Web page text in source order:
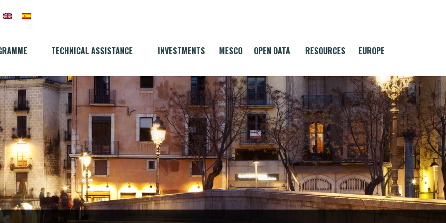
TECHNICAL ASSISTANCE INVESTMENTS MESCO OPEN DATA RESOURCES EUROPE